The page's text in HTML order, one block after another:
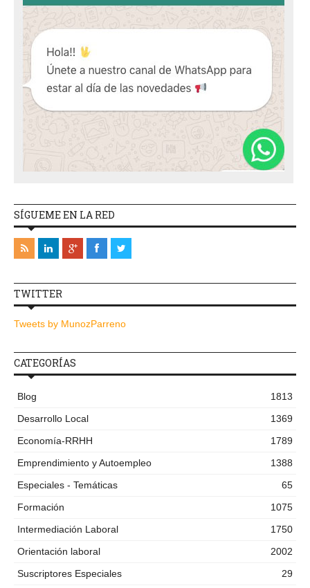
SÍGUEME EN LA RED
TWITTER
Tweets by MunozParreno
CATEGORÍAS
Blog
1813
Desarrollo Local
1369
Economía-RRHH
1789
Emprendimiento y Autoempleo
1388
Especiales - Temáticas
65
Formación
1075
Intermediación Laboral
1750
Orientación laboral
2002
Suscriptores Especiales
29